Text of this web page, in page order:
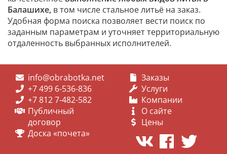
Балашихе, в том числе стальное литьё на заказ.
Удобная форма поиска позволяет вести поиск по
заданным параметрам и уточняет территориальную
отдаленность выбранных исполнителей.
info@obrabotka.net
+7 499 6-536-836
+7 812 7-482-582
Публичный
договор
Доска «почета»
Заказы
Услуги
Компании
О сайте
Цены